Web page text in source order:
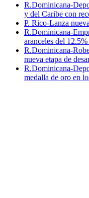
R.Dominicana-
y del Caribe con
P. Rico-Lanza
R.Dominicana-
aranceles del
R.Dominicana-
nueva etapa de
R.Dominicana-
medalla de oro en